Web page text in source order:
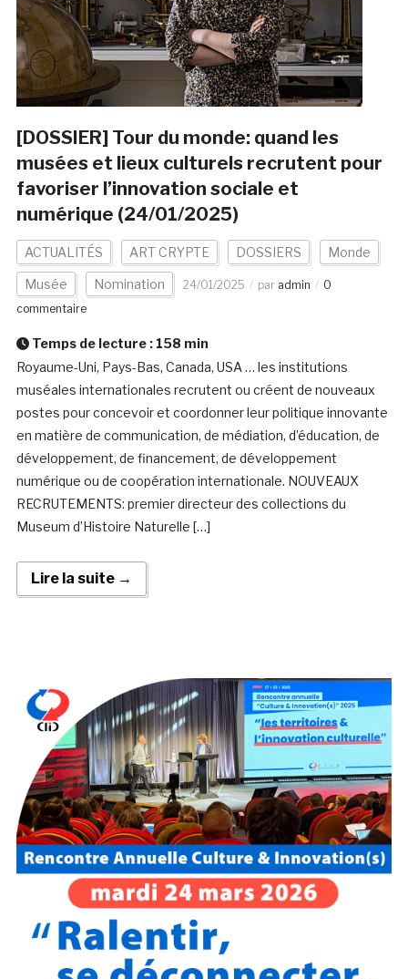
[DOSSIER] Tour du monde: quand les
musées et lieux culturels recrutent pour
favoriser l’innovation sociale et
numérique (24/01/2025)
ACTUALITÉS ART CRYPTE DOSSIERS Monde
Musée Nomination 24/01/2025 par admin
0
commentaire
Temps de lecture : 158 min
Royaume-Uni, Pays-Bas, Canada, USA … les institutions
muséales internationales recrutent ou créent de nouveaux
postes pour concevoir et coordonner leur politique innovante
en matière de communication, de médiation, d’éducation, de
développement, de financement, de développement
numérique ou de coopération internationale. NOUVEAUX
RECRUTEMENTS: premier directeur des collections du
Museum d’Histoire Naturelle […]
Lire la suite →